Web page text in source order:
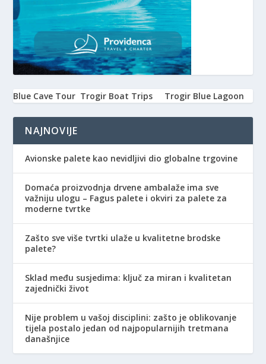
Blue Cave Tour Trogir Boat Trips Trogir Blue Lagoon
NAJNOVIJE
Avionske palete kao nevidljivi dio globalne trgovine
Domaća proizvodnja drvene ambalaže ima sve
važniju ulogu – Fagus palete i okviri za palete za
moderne tvrtke
Zašto sve više tvrtki ulaže u kvalitetne brodske
palete?
Sklad među susjedima: ključ za miran i kvalitetan
zajednički život
Nije problem u vašoj disciplini: zašto je oblikovanje
tijela postalo jedan od najpopularnijih tretmana
današnjice